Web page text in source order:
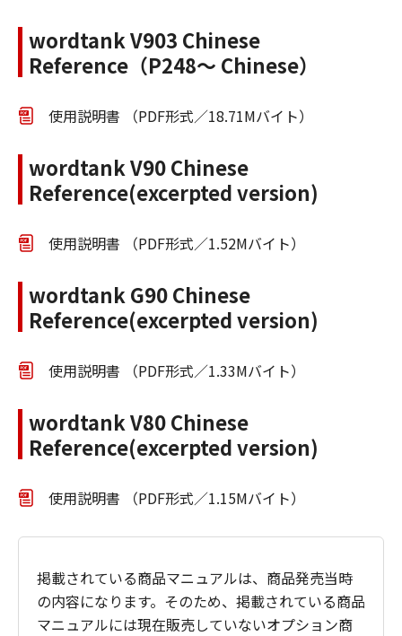
wordtank V903 Chinese
Reference（P248～ Chinese）
使用説明書 （PDF形式／18.71Mバイト）
wordtank V90 Chinese
Reference(excerpted version)
使用説明書 （PDF形式／1.52Mバイト）
wordtank G90 Chinese
Reference(excerpted version)
使用説明書 （PDF形式／1.33Mバイト）
wordtank V80 Chinese
Reference(excerpted version)
使用説明書 （PDF形式／1.15Mバイト）
掲載されている商品マニュアルは、商品発売当時
の内容になります。そのため、掲載されている商品
マニュアルには現在販売していないオプション商